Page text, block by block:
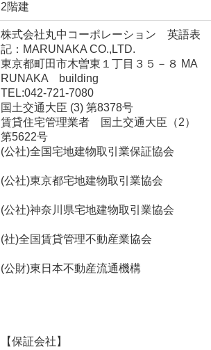
2階建
株式会社丸中コーポレーション 英語表
記：MARUNAKA CO.,LTD.
東京都町田市木曽東１丁目３５－８ MA
RUNAKA building
TEL:042-721-7080
国土交通大臣 (3) 第8378号
賃貸住宅管理業者 国土交通大臣（2）
第5622号
(公社)全国宅地建物取引業保証協会
(公社)東京都宅地建物取引業協会
(公社)神奈川県宅地建物取引業協会
(社)全国賃貸管理不動産業協会
(公財)東日本不動産流通機構
【保証会社】